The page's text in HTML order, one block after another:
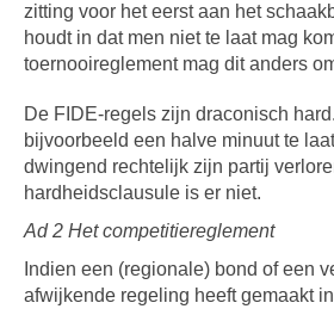
zitting voor het eerst aan het
houdt in dat men niet te laat mag
toernooireglement mag dit anders
De FIDE-regels zijn draconisch
bijvoorbeeld een halve minuut te
dwingend rechtelijk zijn partij
hardheidsclausule is er niet.
Ad 2 Het competitiereglement
Indien een (regionale) bond of een
afwijkende regeling heeft gemaakt